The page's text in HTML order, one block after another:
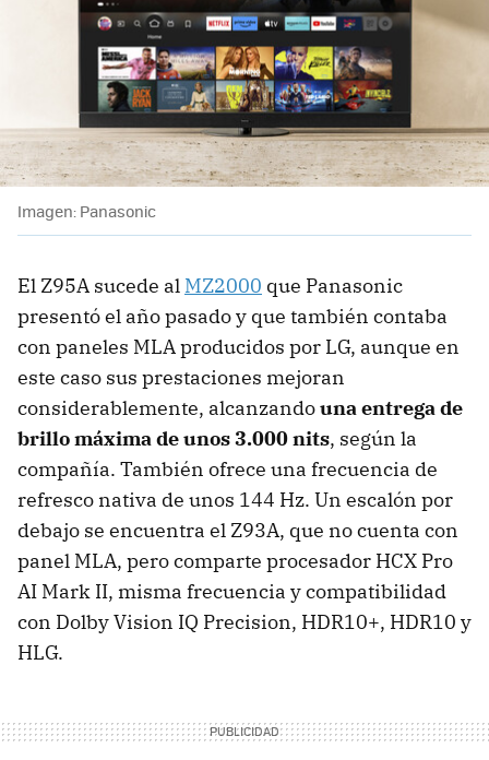
Imagen: Panasonic
El Z95A sucede al MZ2000 que Panasonic
presentó el año pasado y que también contaba
con paneles MLA producidos por LG, aunque en
este caso sus prestaciones mejoran
considerablemente, alcanzandouna entrega de
brillo máxima de unos 3.000 nits, según la
compañía. También ofrece una frecuencia de
refresco nativa de unos 144 Hz. Un escalón por
debajo se encuentra el Z93A, que no cuenta con
panel MLA, pero comparte procesador HCX Pro
AI Mark II, misma frecuencia y compatibilidad
con Dolby Vision IQ Precision, HDR10+, HDR10 y
HLG.